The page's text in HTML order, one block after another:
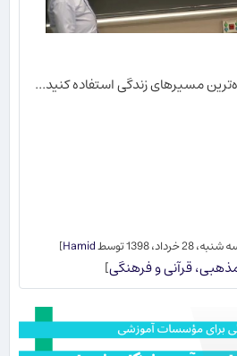
مسیرهای زندگی استفاده کنید...
1398 توسط Hamid
]
قرآنی و فرهنگی]